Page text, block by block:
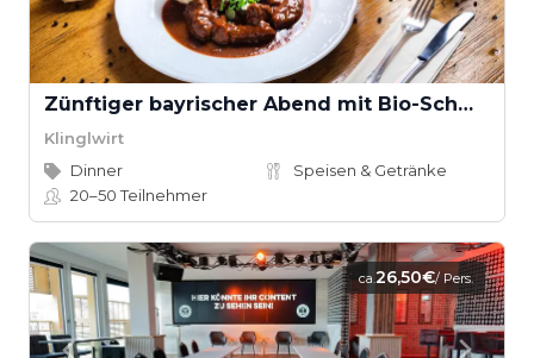
Zünftiger bayrischer Abend mit Bio-Schmankerl im Family Style
Klinglwirt
Dinner
Speisen & Getränke
20–50Teilnehmer
ca.26,50€/ Pers.